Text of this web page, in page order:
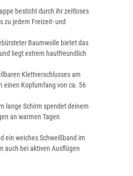
besticht durch ihr zeitloses
zu jedem Freizeit- und
Baumwolle bietet das
liegt extrem hautfreundlich
Klettverschlusses am
einen Kopfumfang von ca. 56
lange Schirm spendet deinem
an warmen Tagen
ein weiches Schweißband im
auch bei aktiven Ausflügen